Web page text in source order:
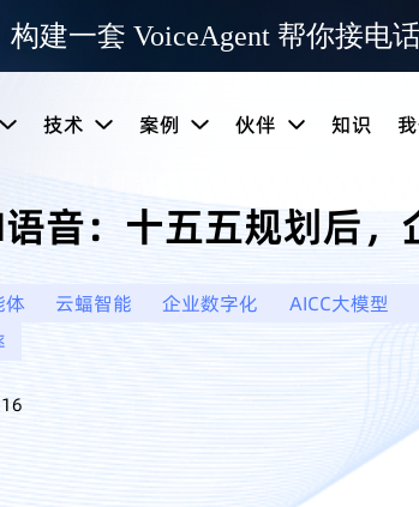
构建一套 VoiceAgent 帮你接电
技术 案例 伙伴 知识
音：十五五规划后
体 云蝠智能 企业数字化 AICC大模型